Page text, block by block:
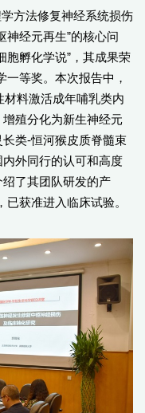
方法修复神经系统损伤
神经元再生”的核心问
胞孵化学说”，其成果荣
等奖。本次报告中，
料激活成年哺乳类内
殖分化为新生神经元
类-恒河猴皮质脊髓束
外同行的认可和高度
了其团队研发的产
已获准进入临床试验。